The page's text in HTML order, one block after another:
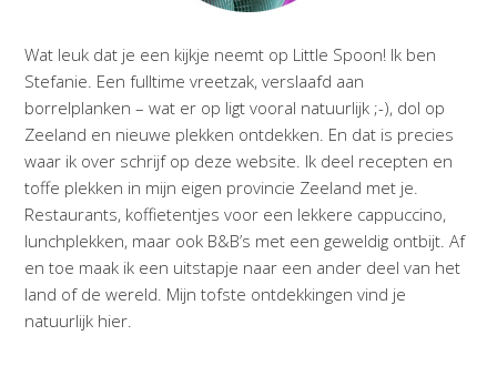
Wat leuk dat je een kijkje neemt op Little Spoon! Ik ben
Stefanie. Een fulltime vreetzak, verslaafd aan
borrelplanken – wat er op ligt vooral natuurlijk ;-), dol op
Zeeland en nieuwe plekken ontdekken. En dat is precies
waar ik over schrijf op deze website. Ik deel recepten en
toffe plekken in mijn eigen provincie Zeeland met je.
Restaurants, koffietentjes voor een lekkere cappuccino,
lunchplekken, maar ook B&B’s met een geweldig ontbijt. Af
en toe maak ik een uitstapje naar een ander deel van het
land of de wereld. Mijn tofste ontdekkingen vind je
natuurlijk hier.